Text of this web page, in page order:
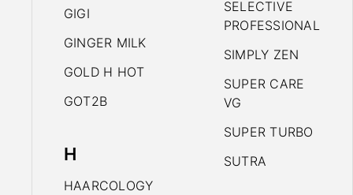
GIGI
GINGER MILK
GOLD H HOT
GOT2B
H
HAARCOLOGY
SELECTIVE
PROFESSIONAL
SIMPLY ZEN
SUPER CARE
VG
SUPER TURBO
SUTRA